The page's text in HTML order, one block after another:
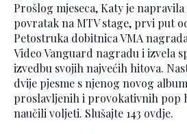
Prošlog mjeseca, Katy je
povratak na MTV stage, prvi put
Petostruka dobitnica VMA
Video Vanguard nagradu i izvela
izvedbu svojih najvećih hitova.
dvije pjesme s njenog novog
proslavljenih i provokativnih pop
naučili voljeti. Slušajte 143 ovdje.